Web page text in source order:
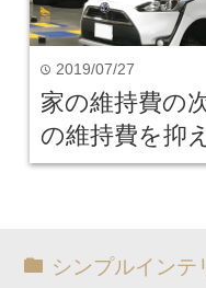
time 2019/07/27
家の維持費の
の維持費を抑
シンプルインテ